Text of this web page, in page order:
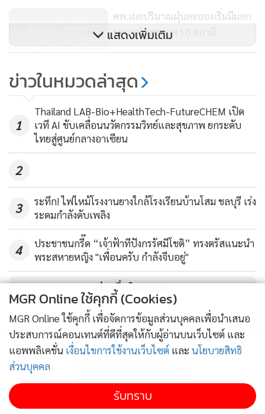
95
คพ.เผยปริมาณฝุ่นละอองเริ่มมีผลก
ระทบต่อสุขภาพ 10 สถานี
2,591
ฝุ่นละออง PM 2.5 เพิ่มขึ้นจากวานนี้
พบเกินมาตรฐาน 7 พื้นที่ เริ่มมีผลก
ระทบต่อสุขภาพ
แสดงเพิ่มเติม
ข่าวในหมวดล่าสุด
1
Thailand LAB-Bio+HealthTech-FutureCHEM เปิด
เวที AI ขับเคลื่อนนวัตกรรมวิทย์และสุขภาพ ยกระดับ
ไทยสู่ศูนย์กลางอาเซียน
2
3
ระทึก! ไฟไหม้โรงงานยางใกล้โรงเรียนบ้านโสม ชลบุรี เร่ง
ระดมกำลังดับเพลิง
4
ประชาชนกรี๊ด “เจ้าฟ้าทีปังกรรัศมีโชติ” ทรงตรัสแนะนำ
พระสหายหญิง "เพื่อนครับ กำลังจีบอยู่"
ข่าวอื่นในหมวด
MGR Online ใช้คุกกี้ (Cookies)
MGR Online ใช้คุกกี้ เพื่อจัดการข้อมูลส่วนบุคคลเพื่อนำเสนอ
ประสบการณ์คอนเทนต์ที่ดีที่สุดให้กับผู้อ่านบนเว็บไซต์ และ
แอพพลิเคชั่น เงื่อนไขการใช้งานเว็บไซต์ และ นโยบายสิทธิ
ส่วนบุคคล
รับทราบ